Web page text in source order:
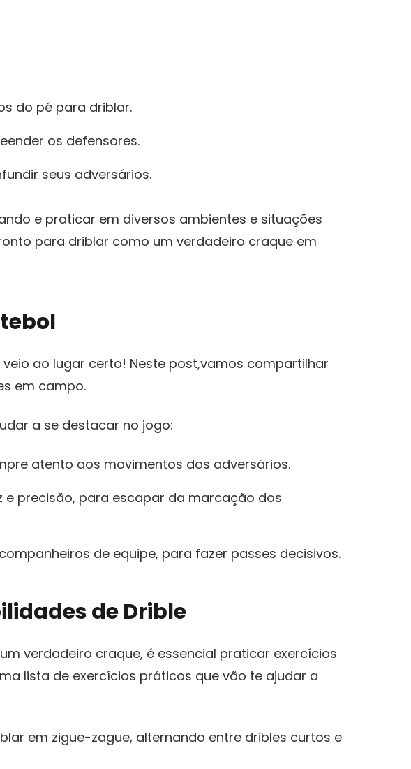
do‌ pé para driblar.
os defensores.
‍seus adversários.
e praticar em diversos ambientes e situações
⁤para driblar como ‍um verdadeiro craque em
ao ‌lugar certo! Neste post,vamos compartilhar‌
em ⁢campo.
⁤a se destacar no ⁤jogo:
atento aos movimentos dos adversários.
⁣precisão, para‌ escapar da⁤ marcação dos
de equipe, para fazer passes​ decisivos.
de Drible
verdadeiro craque, é essencial praticar exercícios
lista de exercícios práticos que vão te ajudar⁣ a
em zigue-zague, alternando entre dribles‍ curtos e